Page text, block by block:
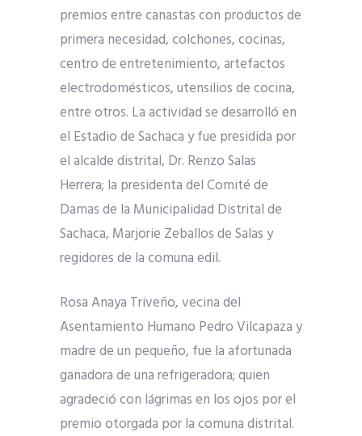
premios entre canastas con productos de
primera necesidad, colchones, cocinas,
centro de entretenimiento, artefactos
electrodomésticos, utensilios de cocina,
entre otros. La actividad se desarrolló en
el Estadio de Sachaca y fue presidida por
el alcalde distrital, Dr. Renzo Salas
Herrera; la presidenta del Comité de
Damas de la Municipalidad Distrital de
Sachaca, Marjorie Zeballos de Salas y
regidores de la comuna edil.
Rosa Anaya Triveño, vecina del
Asentamiento Humano Pedro Vilcapaza y
madre de un pequeño, fue la afortunada
ganadora de una refrigeradora; quien
agradeció con lágrimas en los ojos por el
premio otorgada por la comuna distrital.